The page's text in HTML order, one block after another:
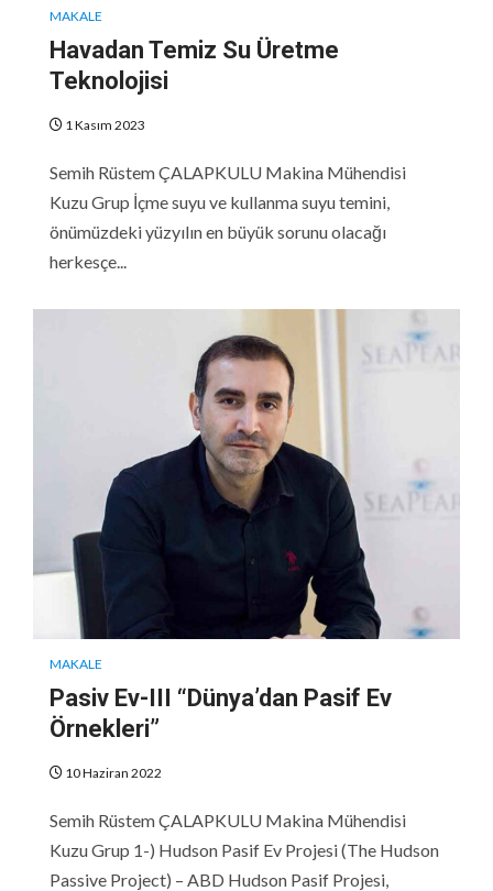
MAKALE
Havadan Temiz Su Üretme
Teknolojisi
1 Kasım 2023
Semih Rüstem ÇALAPKULU Makina Mühendisi
Kuzu Grup İçme suyu ve kullanma suyu temini,
önümüzdeki yüzyılın en büyük sorunu olacağı
herkesçe...
MAKALE
Pasiv Ev-III “Dünya’dan Pasif Ev
Örnekleri”
10 Haziran 2022
Semih Rüstem ÇALAPKULU Makina Mühendisi
Kuzu Grup 1-) Hudson Pasif Ev Projesi (The Hudson
Passive Project) – ABD Hudson Pasif Projesi,